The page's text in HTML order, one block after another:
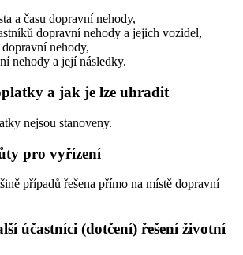
a času dopravní nehody,
dopravní nehody a jejich vozidel,
nehody,
nehody a její následky.
a jak je lze uhradit
nejsou stanoveny.
pro vyřízení
případů řešena přímo na místě dopravní
účastníci (dotčení) řešení životní